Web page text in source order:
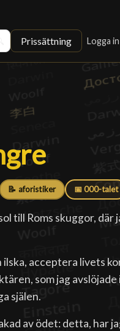
Prissättning Logga in
📝 aforistiker 📅 000-talet
till Roms skuggor,
ilska, acceptera livets
som jag avslöjade
själen.
av ödet: detta, har